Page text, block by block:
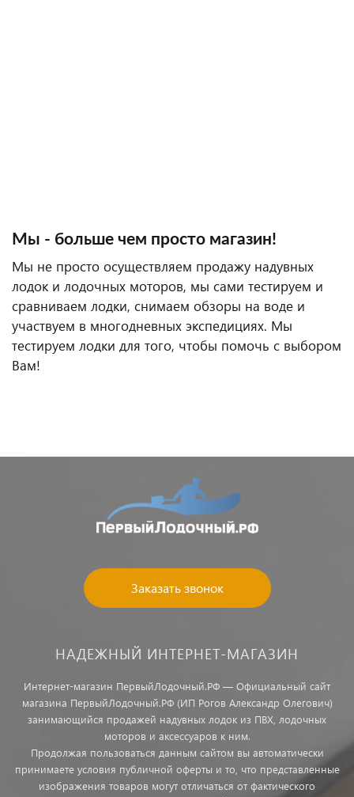
Мы - больше чем просто магазин!
Мы не просто осуществляем продажу надувных
лодок и лодочных моторов, мы сами тестируем и
сравниваем лодки, снимаем обзоры на воде и
участвуем в многодневных экспедициях. Мы
тестируем лодки для того, чтобы помочь с выбором
Вам!
Заказать звонок
НАДЕЖНЫЙ ИНТЕРНЕТ-МАГАЗИН
Интернет-магазин ПервыйЛодочный.РФ — Официальный сайт
магазина ПервыйЛодочный.РФ (ИП Рогов Александр Олегович)
занимающийся продажей надувных лодок из ПВХ, лодочных
моторов и аксессуаров к ним.
Продолжая пользоваться данным сайтом вы автоматически
принимаете условия публичной оферты и то, что представленные
изображения товаров могут отличаться от фактического